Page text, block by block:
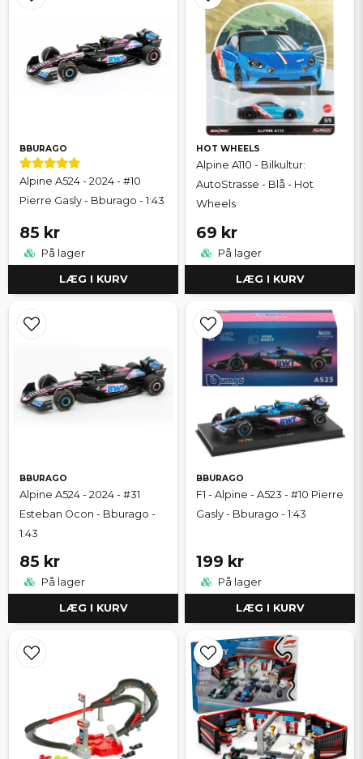
BBURAGO
Alpine A524 - 2024 - #10
Pierre Gasly - Bburago - 1:43
85 kr
På lager
LÆG I KURV
HOT WHEELS
Alpine A110 - Bilkultur:
AutoStrasse - Blå - Hot
Wheels
69 kr
På lager
LÆG I KURV
BBURAGO
Alpine A524 - 2024 - #31
Esteban Ocon - Bburago -
1:43
85 kr
På lager
LÆG I KURV
BBURAGO
F1 - Alpine - A523 - #10 Pierre
Gasly - Bburago - 1:43
199 kr
På lager
LÆG I KURV